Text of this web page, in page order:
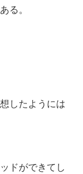
る。
したようには
ドができてし